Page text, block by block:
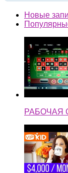
Новые
РАБОЧАЯ